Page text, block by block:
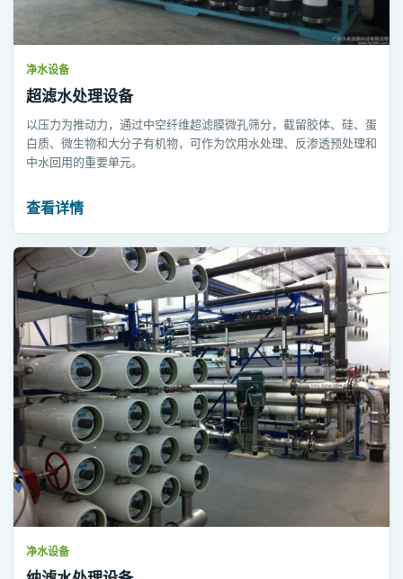
净水设备
超滤水处理设备
以压力为推动力，通过中空纤维超滤膜微孔筛分，截留胶体、硅、蛋
白质、微生物和大分子有机物，可作为饮用水处理、反渗透预处理和
中水回用的重要单元。
查看详情
净水设备